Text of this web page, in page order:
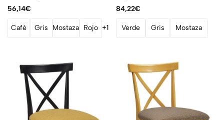
56,14€
Café Gris Mostaza Rojo +1
84,22€
Verde Gris Mostaza